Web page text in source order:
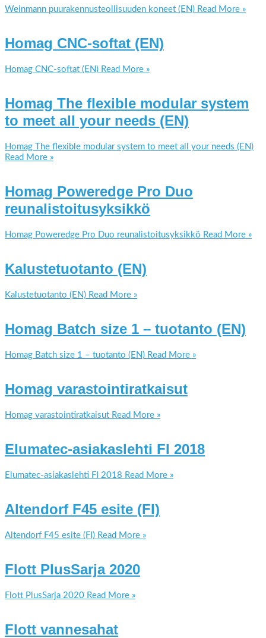
Weinmann puurakennusteollisuuden koneet (EN) Read More »
Homag CNC-softat (EN)
Homag CNC-softat (EN) Read More »
Homag The flexible modular system
to meet all your needs (EN)
Homag The flexible modular system to meet all your needs (EN)
Read More »
Homag Poweredge Pro Duo
reunalistoitusyksikkö
Homag Poweredge Pro Duo reunalistoitusyksikkö Read More »
Kalustetuotanto (EN)
Kalustetuotanto (EN) Read More »
Homag Batch size 1 – tuotanto (EN)
Homag Batch size 1 – tuotanto (EN) Read More »
Homag varastointiratkaisut
Homag varastointiratkaisut Read More »
Elumatec-asiakaslehti FI 2018
Elumatec-asiakaslehti FI 2018 Read More »
Altendorf F45 esite (FI)
Altendorf F45 esite (FI) Read More »
Flott PlusSarja 2020
Flott PlusSarja 2020 Read More »
Flott vannesahat